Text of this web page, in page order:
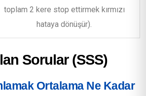
toplam 2 kere stop ettirmek kırmızı
hataya dönüşür).
Sorular (SSS)
Ortalama Ne Kadar